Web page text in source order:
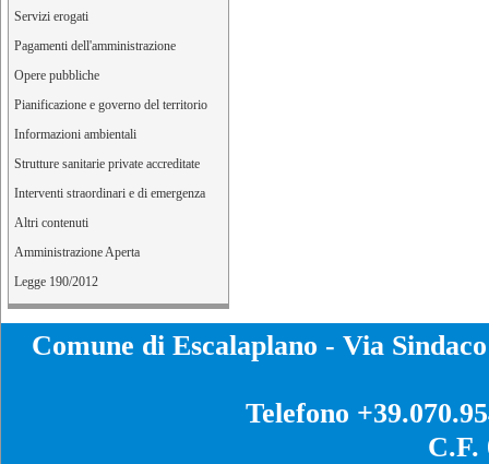
Servizi erogati
Pagamenti dell'amministrazione
Opere pubbliche
Pianificazione e governo del territorio
Informazioni ambientali
Strutture sanitarie private accreditate
Interventi straordinari e di emergenza
Altri contenuti
Amministrazione Aperta
Legge 190/2012
Comune di Escalaplano - Via
Telefono
C.F.